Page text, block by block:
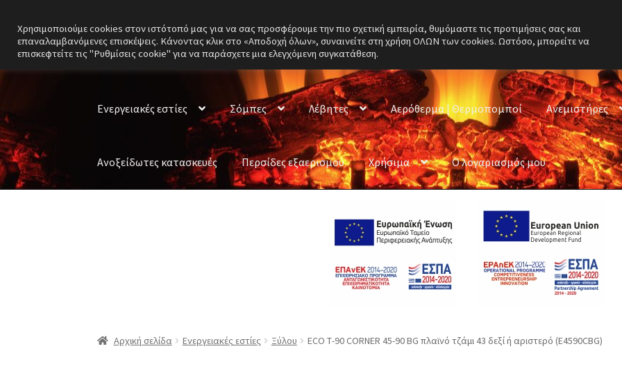
Απευθείας
μετάβαση
στην
Μετάβαση
σε
περιεχόμενο
Ενεργειακές εστίες Σόμπες Λέβητες Αερόθερμα | Θερμοπομποί Ανεμιστήρες
Ανοξείδωτες κατασκευές Περσίδες εξαερισμού Χρήσιμα Ο λογαριασμός μου
Αρχική σελίδα Ενεργειακές εστίες Ξύλου ECO Τ-90 CORNER 45-90 BG πλαϊνό τζάμι 43 δεξί ή αριστερό (E4590CBG)
Χρησιμοποιούμε cookies στον ιστότοπό μας για να σας προσφέρουμε την πιο σχετική εμπειρία, θυμόμαστε τις προτιμήσεις σας και
επαναλαμβανόμενες επισκέψεις. Κάνοντας κλικ στο «Αποδοχή όλων», συναινείτε στη χρήση ΟΛΩΝ των cookies. Ωστόσο, μπορείτε να
επισκεφτείτε τις "Ρυθμίσεις cookie" για να παράσχετε μια ελεγχόμενη συγκατάθεση.